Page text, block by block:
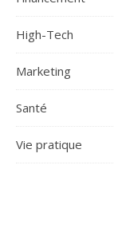
High-Tech
Marketing
Santé
Vie pratique